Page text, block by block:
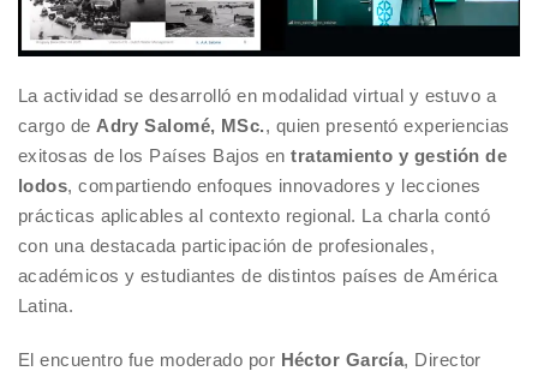
La actividad se desarrolló en modalidad virtual y estuvo a
cargo de Adry Salomé, MSc., quien presentó experiencias
exitosas de los Países Bajos entratamiento y gestión de
lodos, compartiendo enfoques innovadores y lecciones
prácticas aplicables al contexto regional. La charla contó
con una destacada participación de profesionales,
académicos y estudiantes de distintos países de América
Latina.
El encuentro fue moderado por Héctor García, Director